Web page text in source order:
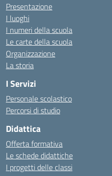
Presentazione
I luoghi
I numeri della scuola
Le carte della scuola
Organizzazione
La storia
I Servizi
Personale scolastico
Percorsi di studio
Didattica
Offerta formativa
Le schede didattiche
I progetti delle classi